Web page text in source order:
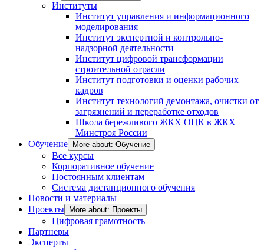
Институты
Институт управления и информационного
моделирования
Институт экспертной и контрольно-
надзорной деятельности
Институт цифровой трансформации
строительной отрасли
Институт подготовки и оценки рабочих
кадров
Институт технологий демонтажа, очистки от
загрязнений и переработке отходов
Школа бережливого ЖКХ ОЦК в ЖКХ
Минстроя России
Обучение
More about: Обучение
Все курсы
Корпоративное обучение
Постоянным клиентам
Система дистанционного обучения
Новости и материалы
Проекты
More about: Проекты
Цифровая грамотность
Партнеры
Эксперты